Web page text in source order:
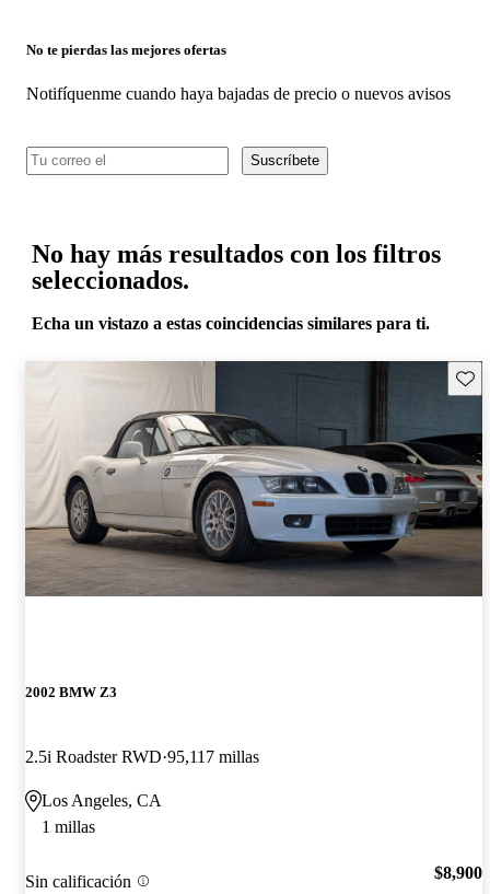
No te pierdas las mejores ofertas
Notifíquenme cuando haya bajadas de precio o nuevos avisos
Suscríbete
No hay más resultados con los filtros
seleccionados.
Echa un vistazo a estas coincidencias similares para ti.
2002 BMW Z3
2.5i Roadster RWD 95,117 millas
Los Angeles, CA
1 millas
Sin calificación $8,900